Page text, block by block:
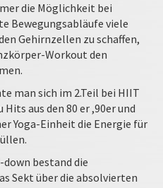
die Möglichkeit bei
Bewegungsabläufe viele
Gehirnzellen zu schaffen,
Workout den
man sich im 2.Teil bei HIIT
aus den 80 er ,90er und
Yoga-Einheit die Energie für
bestand die
Sekt über die absolvierten